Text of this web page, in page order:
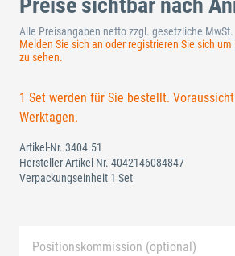
Preise sichtbar nach
Alle Preisangaben netto zzgl. gesetzliche MwSt.
Melden Sie sich an oder registrieren Sie sich
zu sehen.
1 Set werden für Sie bestellt.
Werktagen.
Artikel-Nr. 3404.51
Hersteller-Artikel-Nr. 4042146084847
Verpackungseinheit 1 Set
Positionskommission (optional)